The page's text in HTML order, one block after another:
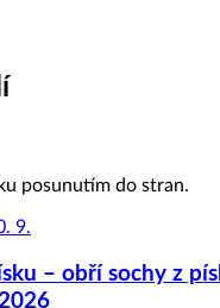
posunutím do stran.
9.
– obří sochy z